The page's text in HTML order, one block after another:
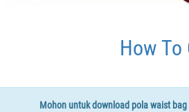
How To
Mohon untuk download pola waist